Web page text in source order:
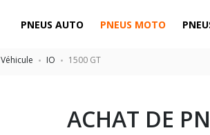
PNEUS AUTO PNEUS MOTO
Véhicule IO 1500 GT
ACHAT DE